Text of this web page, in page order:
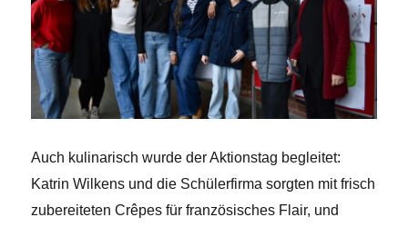
Auch kulinarisch wurde der Aktionstag begleitet:
Katrin Wilkens und die Schülerfirma sorgten mit frisch
zubereiteten Crêpes für französisches Flair, und